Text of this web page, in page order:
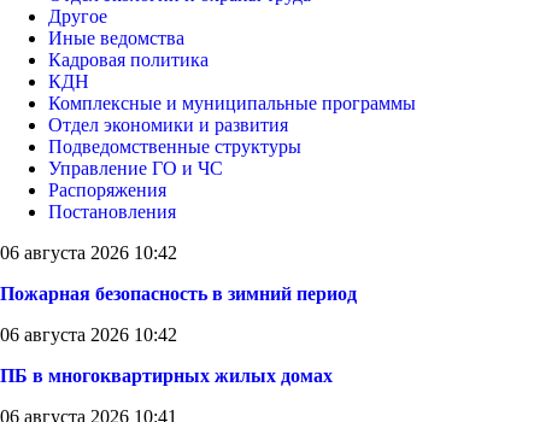
Другое
Иные ведомства
Кадровая политика
КДН
Комплексные и муниципальные программы
Отдел экономики и развития
Подведомственные структуры
Управление ГО и ЧС
Распоряжения
Постановления
06 августа 2026 10:42
Пожарная безопасность в зимний период
06 августа 2026 10:42
ПБ в многоквартирных жилых домах
06 августа 2026 10:41